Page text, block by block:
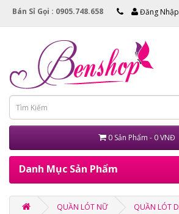
Bán Sỉ Gọi : 0905.748.658 Đăng
0 Sản Phẩm - 0 VNĐ
Danh Mục Sản Phẩm
QUẦN LÓT NỮ QUẦN LÓT